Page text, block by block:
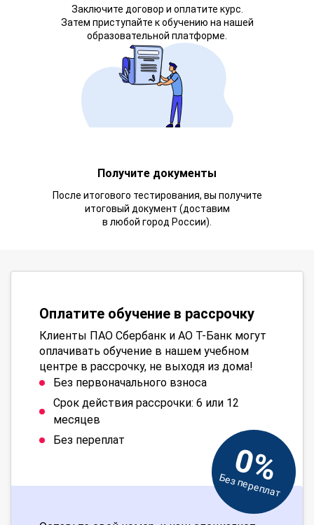
Заключите договор и оплатите курс.
Затем приступайте к обучению на нашей
образовательной платформе.
Получите документы
После итогового тестирования, вы получите
итоговый документ (доставим
в любой город России).
Оплатите обучение в рассрочку
Клиенты ПАО Сбербанк и АО Т-Банк могут
оплачивать обучение в нашем учебном
центре в рассрочку, не выходя из дома!
Без первоначального взноса
Срок действия рассрочки: 6 или 12
месяцев
Без переплат
0%
Без переплат